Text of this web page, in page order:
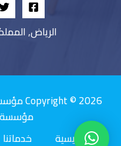
الرياض,
مؤسسة
الرئيسية
خدماتنا